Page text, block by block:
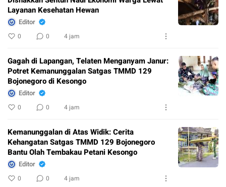
Layanan Kesehatan Hewan
Editor
0 0 4 jam
Gagah di Lapangan, Telaten Menganyam Janur:
Potret Kemanunggalan Satgas TMMD 129
Bojonegoro di Kesongo
Editor
0 0 4 jam
Kemanunggalan di Atas Widik: Cerita
Kehangatan Satgas TMMD 129 Bojonegoro
Bantu Olah Tembakau Petani Kesongo
Editor
0 0 4 jam